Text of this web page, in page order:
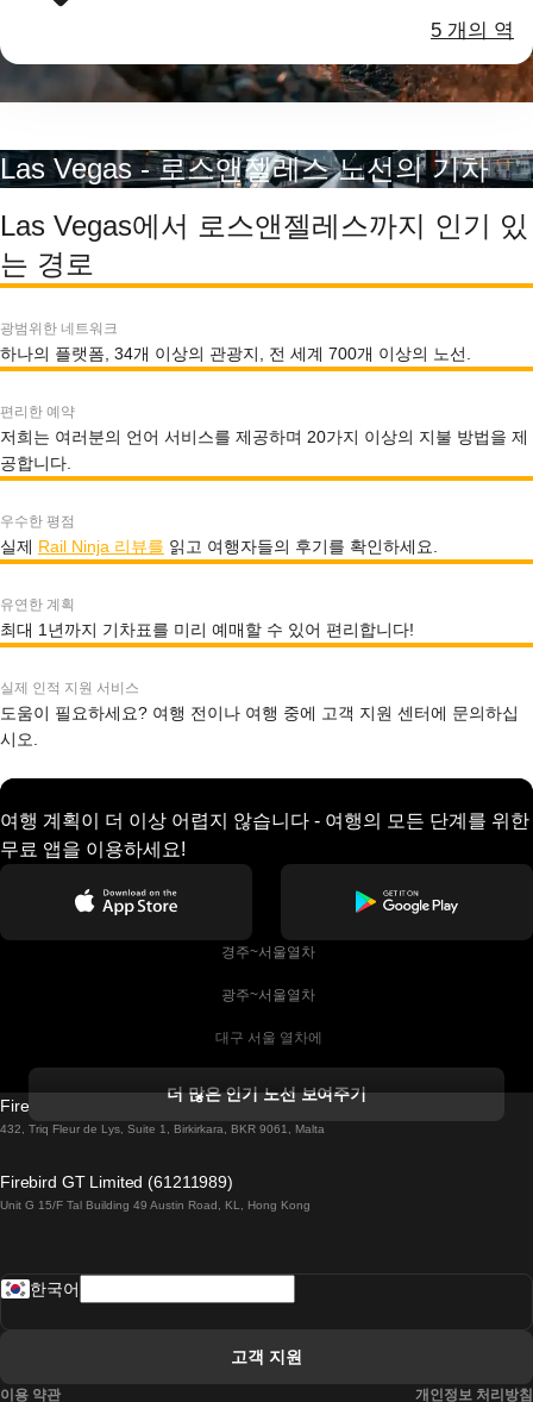
5 개의 역
Las Vegas - 로스앤젤레스 노선의 기차
Las Vegas에서 로스앤젤레스까지 인기 있
는 경로
광범위한 네트워크
하나의 플랫폼, 34개 이상의 관광지, 전 세계 700개 이상의 노선.
편리한 예약
저희는 여러분의 언어 서비스를 제공하며 20가지 이상의 지불 방법을 제
공합니다.
우수한 평점
실제 Rail Ninja 리뷰를 읽고 여행자들의 후기를 확인하세요.
유연한 계획
최대 1년까지 기차표를 미리 예매할 수 있어 편리합니다!
실제 인적 지원 서비스
도움이 필요하세요? 여행 전이나 여행 중에 고객 지원 센터에 문의하십
시오.
여행 계획이 더 이상 어렵지 않습니다 - 여행의 모든 단계를 위한
무료 앱을 이용하세요!
경주~서울열차
광주~서울열차
대구 서울 열차에
더블린에서 골웨이 열차
로마에서 나폴리 열차
더 많은 인기 노선 보여주기
Firebird GT Limited (OC 1451)
432, Triq Fleur de Lys, Suite 1, Birkirkara, BKR 9061, Malta
Firebird GT Limited (61211989)
Unit G 15/F Tal Building 49 Austin Road, KL, Hong Kong
한국어
고객 지원
이용 약관 개인정보 처리방침